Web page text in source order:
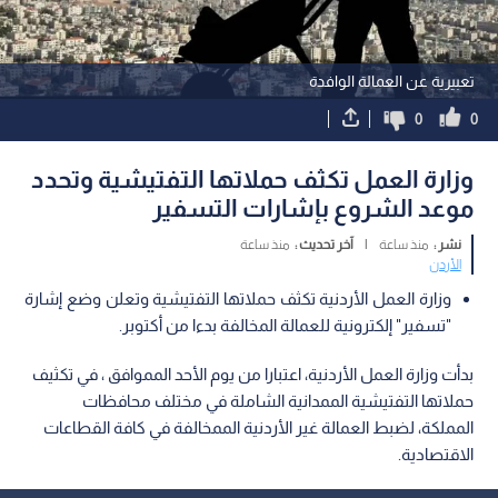
تعبيرية عن العمالة الوافدة
0
0
وزارة العمل تكثف حملاتها التفتيشية وتحدد
موعد الشروع بإشارات التسفير
نشر : منذ ساعة | آخر تحديث : منذ ساعة
الأردن
وزارة العمل الأردنية تكثف حملاتها التفتيشية وتعلن وضع إشارة
"تسفير" إلكترونية للعمالة المخالفة بدءا من أكتوبر.
بدأت وزارة العمل الأردنية، اعتبارا من يوم الأحد المموافق ، في تكثيف
حملاتها التفتيشية الممدانية الشاملة في مختلف محافظات
المملكة، لضبط العمالة غير الأردنية الممخالفة في كافة القطاعات
الاقتصادية.